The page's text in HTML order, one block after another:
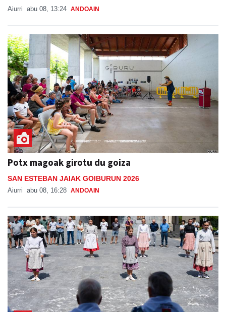
Aiurri abu 08, 13:24 ANDOAIN
Potx magoak girotu du goiza
SAN ESTEBAN JAIAK GOIBURUN 2026
Aiurri abu 08, 16:28 ANDOAIN